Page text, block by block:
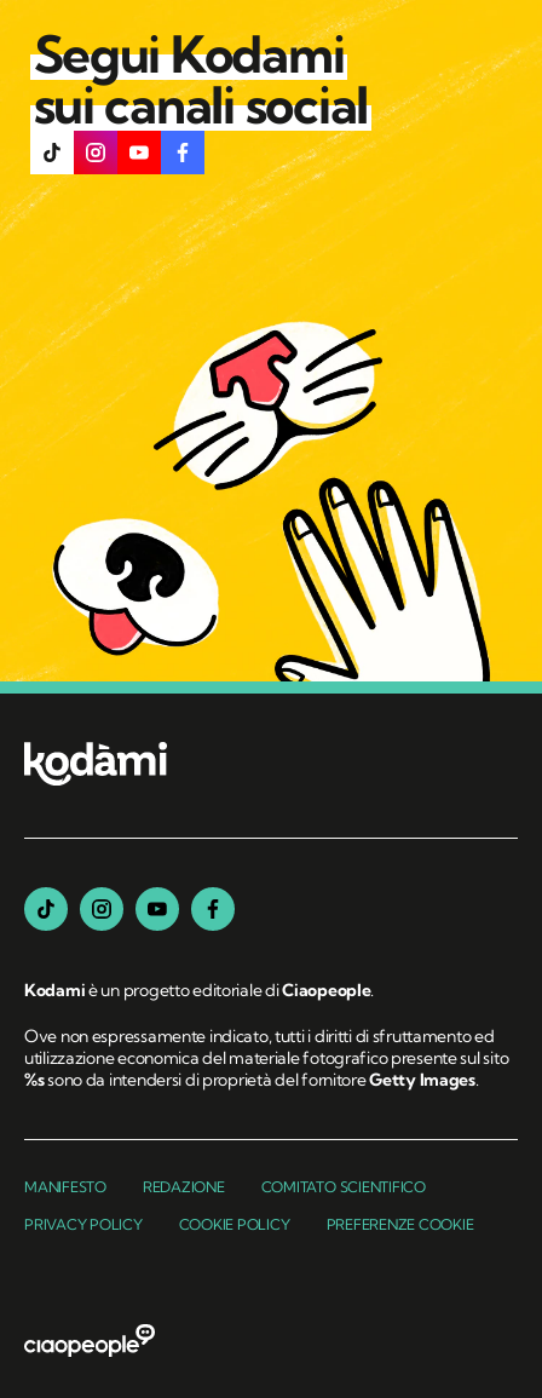
Segui Kodami
sui canali social
Kodamiè un progetto editoriale diCiaopeople.
Ove non espressamente indicato, tutti i diritti di sfruttamento ed
utilizzazione economica del materiale fotografico presente sul sito
%ssono da intendersi di proprietà del fornitoreGetty Images.
MANIFESTO REDAZIONE COMITATO SCIENTIFICO
PRIVACY POLICY COOKIE POLICY PREFERENZE COOKIE